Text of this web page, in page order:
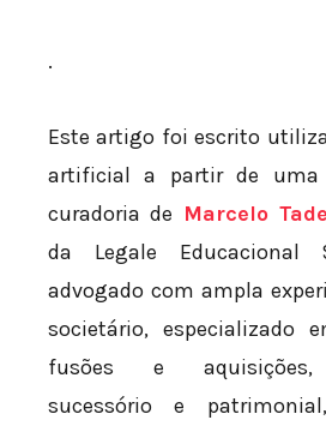
.
Este artigo foi escrito
artificial a partir de uma
curadoria de Marcelo
da Legale Educacional
advogado com ampla
societário, especializado
fusões e aquisições,
sucessório e